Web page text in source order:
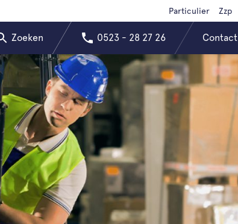
Zoeken 0523 - 28 27 26 Contact
Particulier Zzp